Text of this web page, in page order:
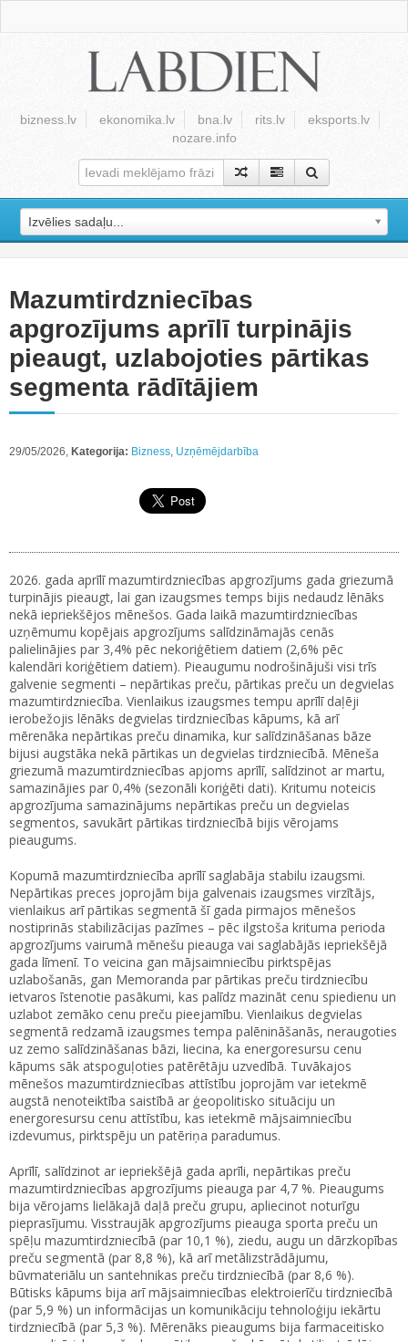
bizness.lv ekonomika.lv bna.lv rits.lv
eksports.lv
nozare.info
Izvēlies sadaļu...
Mazumtirdzniecības
apgrozījums aprīlī turpinājis
pieaugt, uzlabojoties pārtikas
segmenta rādītājiem
29/05/2026, Kategorija: Bizness, Uzņēmējdarbība
2026. gada aprīlī mazumtirdzniecības apgrozījums gada griezumā
turpinājis pieaugt, lai gan izaugsmes temps bijis nedaudz lēnāks
nekā iepriekšējos mēnešos. Gada laikā mazumtirdzniecības
uzņēmumu kopējais apgrozījums salīdzināmajās cenās
palielinājies par 3,4% pēc nekoriģētiem datiem (2,6% pēc
kalendāri koriģētiem datiem). Pieaugumu nodrošinājuši visi trīs
galvenie segmenti – nepārtikas preču, pārtikas preču un degvielas
mazumtirdzniecība. Vienlaikus izaugsmes tempu aprīlī daļēji
ierobežojis lēnāks degvielas tirdzniecības kāpums, kā arī
mērenāka nepārtikas preču dinamika, kur salīdzināšanas bāze
bijusi augstāka nekā pārtikas un degvielas tirdzniecībā. Mēneša
griezumā mazumtirdzniecības apjoms aprīlī, salīdzinot ar martu,
samazinājies par 0,4% (sezonāli koriģēti dati). Kritumu noteicis
apgrozījuma samazinājums nepārtikas preču un degvielas
segmentos, savukārt pārtikas tirdzniecībā bijis vērojams
pieaugums.
Kopumā mazumtirdzniecība aprīlī saglabāja stabilu izaugsmi.
Nepārtikas preces joprojām bija galvenais izaugsmes virzītājs,
vienlaikus arī pārtikas segmentā šī gada pirmajos mēnešos
nostiprinās stabilizācijas pazīmes – pēc ilgstoša krituma perioda
apgrozījums vairumā mēnešu pieauga vai saglabājās iepriekšējā
gada līmenī. To veicina gan mājsaimniecību pirktspējas
uzlabošanās, gan Memoranda par pārtikas preču tirdzniecību
ietvaros īstenotie pasākumi, kas palīdz mazināt cenu spiedienu un
uzlabot zemāko cenu preču pieejamību. Vienlaikus degvielas
segmentā redzamā izaugsmes tempa palēnināšanās, neraugoties
uz zemo salīdzināšanas bāzi, liecina, ka energoresursu cenu
kāpums sāk atspoguļoties patērētāju uzvedībā. Tuvākajos
mēnešos mazumtirdzniecības attīstību joprojām var ietekmē
augstā nenoteiktība saistībā ar ģeopolitisko situāciju un
energoresursu cenu attīstību, kas ietekmē mājsaimniecību
izdevumus, pirktspēju un patēriņa paradumus.
Aprīlī, salīdzinot ar iepriekšējā gada aprīli, nepārtikas preču
mazumtirdzniecības apgrozījums pieauga par 4,7 %. Pieaugums
bija vērojams lielākajā daļā preču grupu, apliecinot noturīgu
pieprasījumu. Visstraujāk apgrozījums pieauga sporta preču un
spēļu mazumtirdzniecībā (par 10,1 %), ziedu, augu un dārzkopības
preču segmentā (par 8,8 %), kā arī metālizstrādājumu,
būvmateriālu un santehnikas preču tirdzniecībā (par 8,6 %).
Būtisks kāpums bija arī mājsaimniecības elektroierīču tirdzniecībā
(par 5,9 %) un informācijas un komunikāciju tehnoloģiju iekārtu
tirdzniecībā (par 5,3 %). Mērenāks pieaugums bija farmaceitisko